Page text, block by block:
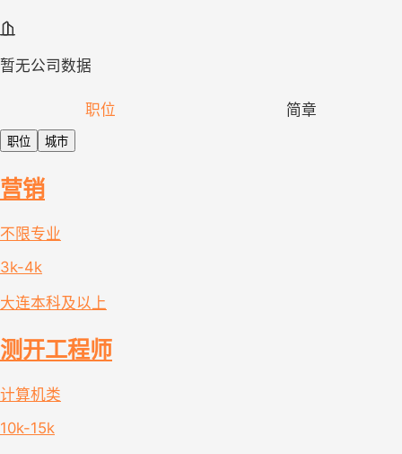
暂无公司数据
职位 简章
职位 城市
营销
不限专业
3k-4k
大连本科及以上
测开工程师
计算机类
10k-15k